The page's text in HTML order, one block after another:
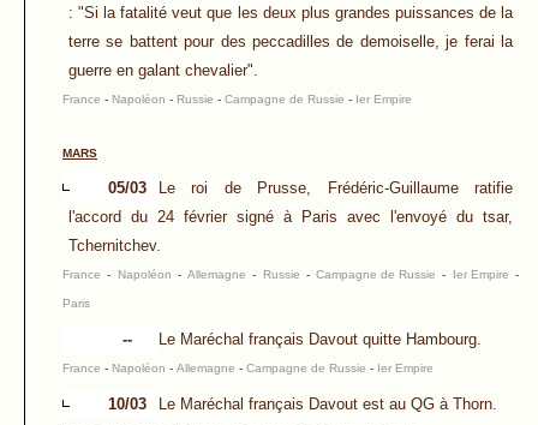
: "Si la fatalité veut que les deux plus grandes puissances de la
terre se battent pour des peccadilles de demoiselle, je ferai la
guerre en galant chevalier".
France - Napoléon - Russie - Campagne de Russie - Ier Empire
MARS
05/03
Le roi de Prusse, Frédéric-Guillaume ratifie
l'accord du 24 février signé à Paris avec l'envoyé du tsar,
Tchernitchev.
France - Napoléon -Allemagne - Russie -Campagne de Russie - Ier Empire -
Paris
-- Le Maréchal français Davout quitte Hambourg.
France - Napoléon - Allemagne - Campagne de Russie - Ier Empire
10/03 Le Maréchal français Davout est au QG à Thorn.